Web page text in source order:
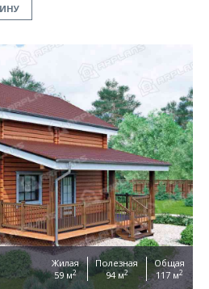
Жилая
59 м2
Полезная
94 м2
Общая
117 м2